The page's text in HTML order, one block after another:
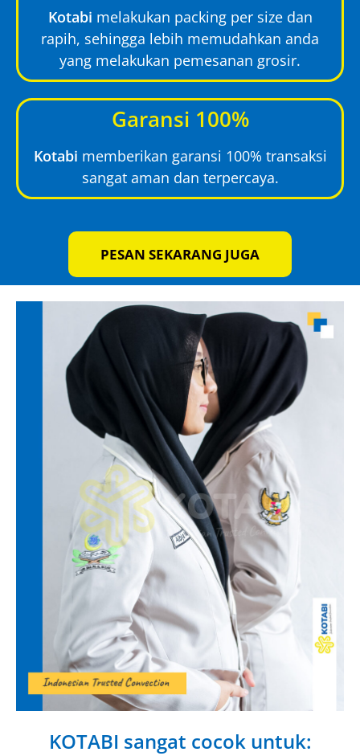
Kotabi melakukan packing per size dan
rapih, sehingga lebih memudahkan anda
yang melakukan pemesanan grosir.
Garansi 100%
Kotabi memberikan garansi 100% transaksi
sangat aman dan terpercaya.
PESAN SEKARANG JUGA
KOTABI sangat cocok untuk: